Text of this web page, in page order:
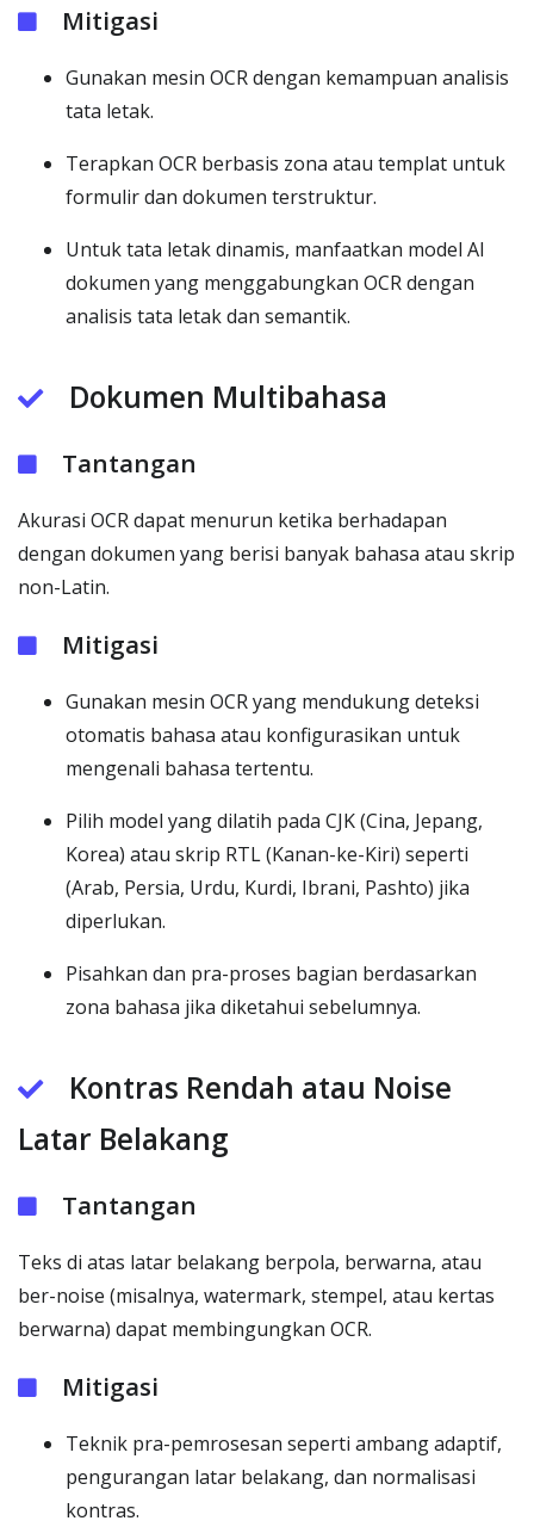
Mitigasi
Gunakan mesin OCR dengan kemampuan analisis
tata letak.
Terapkan OCR berbasis zona atau templat untuk
formulir dan dokumen terstruktur.
Untuk tata letak dinamis, manfaatkan model AI
dokumen yang menggabungkan OCR dengan
analisis tata letak dan semantik.
Dokumen Multibahasa
Tantangan
Akurasi OCR dapat menurun ketika berhadapan
dengan dokumen yang berisi banyak bahasa atau skrip
non-Latin.
Mitigasi
Gunakan mesin OCR yang mendukung deteksi
otomatis bahasa atau konfigurasikan untuk
mengenali bahasa tertentu.
Pilih model yang dilatih pada CJK (Cina, Jepang,
Korea) atau skrip RTL (Kanan-ke-Kiri) seperti
(Arab, Persia, Urdu, Kurdi, Ibrani, Pashto) jika
diperlukan.
Pisahkan dan pra-proses bagian berdasarkan
zona bahasa jika diketahui sebelumnya.
Kontras Rendah atau Noise
Latar Belakang
Tantangan
Teks di atas latar belakang berpola, berwarna, atau
ber-noise (misalnya, watermark, stempel, atau kertas
berwarna) dapat membingungkan OCR.
Mitigasi
Teknik pra-pemrosesan seperti ambang adaptif,
pengurangan latar belakang, dan normalisasi
kontras.